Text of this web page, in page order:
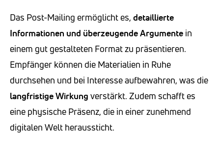
Das Post-Mailing ermöglicht es, detaillierte
Informationen und überzeugende Argumente in
einem gut gestalteten Format zu präsentieren.
Empfänger können die Materialien in Ruhe
durchsehen und bei Interesse aufbewahren, was die
langfristige Wirkung verstärkt. Zudem schafft es
eine physische Präsenz, die in einer zunehmend
digitalen Welt heraussticht.